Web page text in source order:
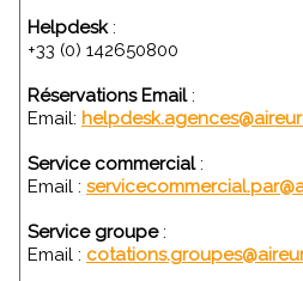
Helpdesk:
+33 (0) 142650800
Réservations Email:
Email:
Service commercial:
Email :
Service groupe:
Email :